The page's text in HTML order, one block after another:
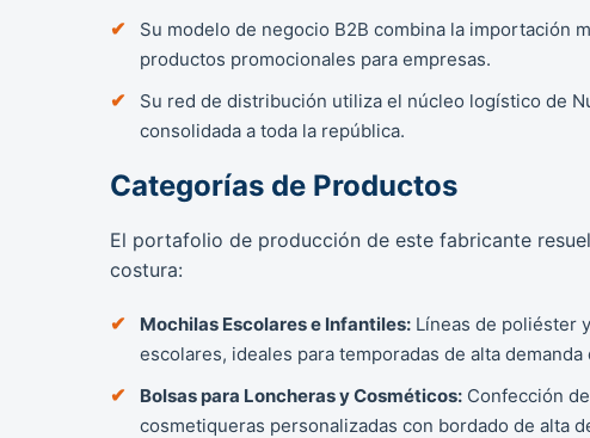
Su modelo de negocio B2B combina la importación
productos promocionales para empresas.
Su red de distribución utiliza el núcleo logístico de
consolidada a toda la república.
Categorías de Productos
El portafolio de producción de este fabricante
costura:
Mochilas Escolares e Infantiles: Líneas de poliéster
escolares, ideales para temporadas de alta demanda
Bolsas para Loncheras y Cosméticos: Confección
cosmetiqueras personalizadas con bordado de alta